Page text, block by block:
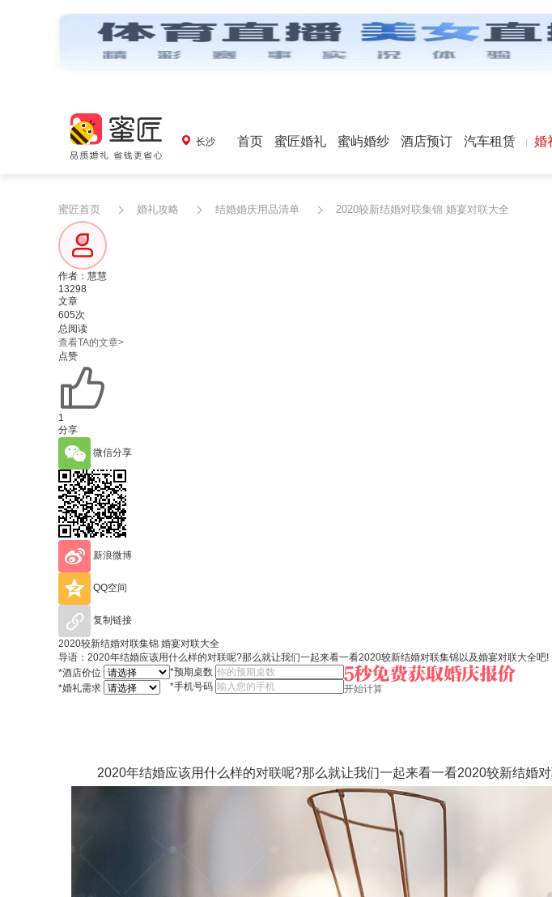
长沙 首页 蜜匠婚礼 蜜屿婚纱 酒店预订 汽车租赁 婚
蜜匠首页 婚礼攻略 结婚婚庆用品清单 2020较新结婚对联集锦 婚宴对联大全
作者：慧慧
13298
文章
605次
总阅读
查看TA的文章>
点赞
1
分享
微信分享
新浪微博
QQ空间
复制链接
2020较新结婚对联集锦 婚宴对联大全
导语：2020年结婚应该用什么样的对联呢?那么就让我们一起来看一看2020较新结婚对联集锦以及婚宴对联大全吧!
*酒店价位
*婚礼需求
*预期桌数
*手机号码
开始计算
2020年结婚应该用什么样的对联呢?那么就让我们一起来看一看2020较新结婚对